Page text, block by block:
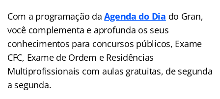
Com a programação daAgenda do Dia do Gran,
você complementa e aprofunda os seus
conhecimentos para concursos públicos, Exame
CFC, Exame de Ordem e Residências
Multiprofissionais com aulas gratuitas, de segunda
a segunda.